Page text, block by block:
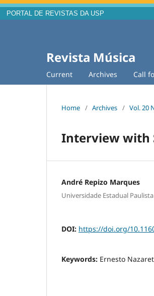
PORTAL DE REVISTAS DA USP
Revista Música
Current Archives Call
Home / Archives / Vol. 20
Interview with
André Repizo Marques
Universidade Estadual Paulista
DOI: https://doi.org/
Keywords: Ernesto